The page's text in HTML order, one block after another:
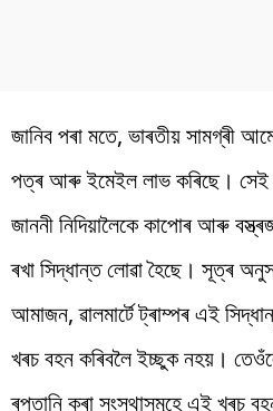
জানিব পৰা মতে, ভাৰতীয় সামগ্ৰী
পত্ৰ আৰু ইমেইল লাভ কৰিছে। সেই
জাননী নিদিয়ালৈকে কাপোৰ আৰু
ৰখা সিদ্ধান্ত লোৱা হৈছে। সূত্ৰ
আমাজন, ৱালমাৰ্টে ট্ৰাম্পৰ এই
খৰচ বহন কৰিবলৈ ইচ্ছুক নহয়।
ৰপ্তানি কৰা সংস্থাসমূহে এই খৰচ